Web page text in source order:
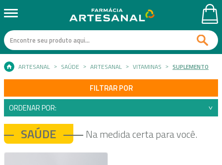
ARTESANAL SAÚDE ARTESANAL VITAMINAS SUPLEMENTO
FILTRAR POR
ORDENAR POR:
SAÚDE Na medida certa para você.